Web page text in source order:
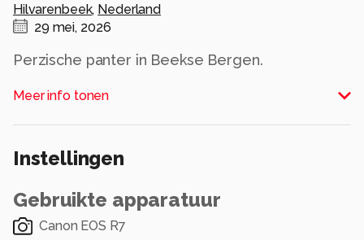
Hilvarenbeek, Nederland
29 mei, 2026
Perzische panter in Beekse Bergen.
recht de camera in kijkt.
Meer info tonen
Instellingen
Gebruikte apparatuur
Canon EOS R7